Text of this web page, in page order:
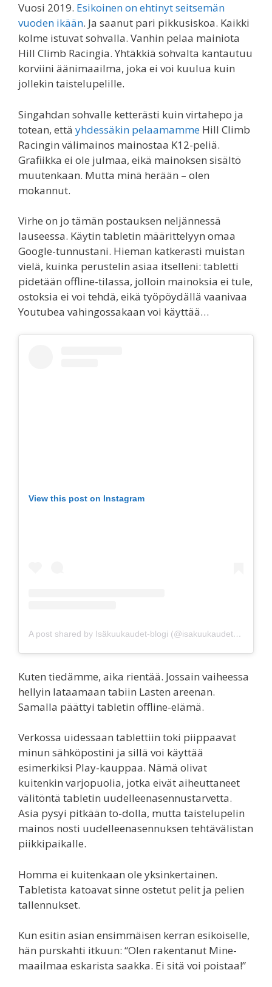
Vuosi 2019. Esikoinen on ehtinyt seitsemän
vuoden ikään. Ja saanut pari pikkusiskoa. Kaikki
kolme istuvat sohvalla. Vanhin pelaa mainiota
Hill Climb Racingia. Yhtäkkiä sohvalta kantautuu
korviini äänimaailma, joka ei voi kuulua kuin
jollekin taistelupelille.
Singahdan sohvalle ketterästi kuin virtahepo ja
totean, että yhdessäkin pelaamamme Hill Climb
Racingin välimainos mainostaa K12-peliä.
Grafiikka ei ole julmaa, eikä mainoksen sisältö
muutenkaan. Mutta minä herään – olen
mokannut.
Virhe on jo tämän postauksen neljännessä
lauseessa. Käytin tabletin määrittelyyn omaa
Google-tunnustani. Hieman katkerasti muistan
vielä, kuinka perustelin asiaa itselleni: tabletti
pidetään offline-tilassa, jolloin mainoksia ei tule,
ostoksia ei voi tehdä, eikä työpöydällä vaanivaa
Youtubea vahingossakaan voi käyttää…
View this post on Instagram
A post shared by Isäkuukaudet-blogi (@isakuukaudet)on
Kuten tiedämme, aika rientää. Jossain vaiheessa
hellyin lataamaan tabiin Lasten areenan.
Samalla päättyi tabletin offline-elämä.
Verkossa uidessaan tablettiin toki piippaavat
minun sähköpostini ja sillä voi käyttää
esimerkiksi Play-kauppaa. Nämä olivat
kuitenkin varjopuolia, jotka eivät aiheuttaneet
välitöntä tabletin uudelleenasennustarvetta.
Asia pysyi pitkään to-dolla, mutta taistelupelin
mainos nosti uudelleenasennuksen tehtävälistan
piikkipaikalle.
Homma ei kuitenkaan ole yksinkertainen.
Tabletista katoavat sinne ostetut pelit ja pelien
tallennukset.
Kun esitin asian ensimmäisen kerran esikoiselle,
hän purskahti itkuun: “Olen rakentanut Mine-
maailmaa eskarista saakka. Ei sitä voi poistaa!”